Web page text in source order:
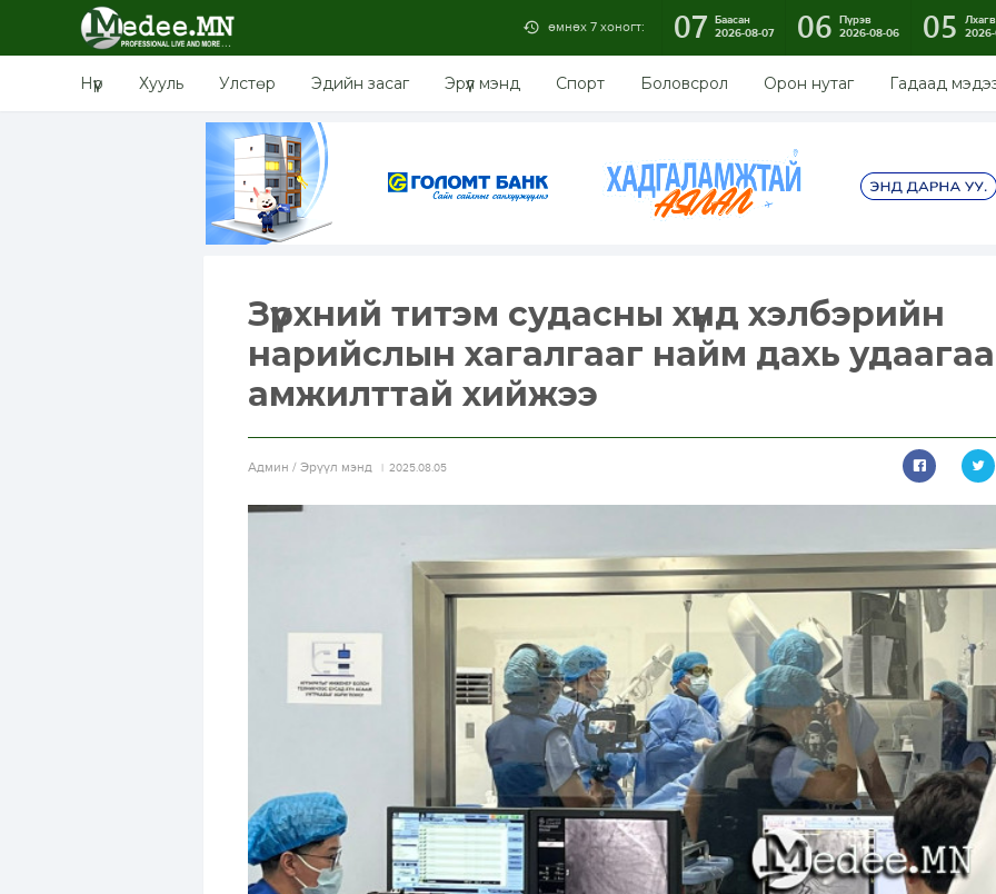
өмнөх 7 хоногт: 07 Баасан
2026-08-07
06 Пүрэв
2026-08-06
05
Нүүр Хууль Улстөр Эдийн засаг Эрүүл мэнд Спорт Боловсрол Орон нутаг Гадаад
Зүрхний титэм судасны хүнд хэлбэрийн
нарийслын хагалгааг найм дахь удаагаа
амжилттай хийжээ
Aдмин / Эрүүл мэнд 2025.08.05